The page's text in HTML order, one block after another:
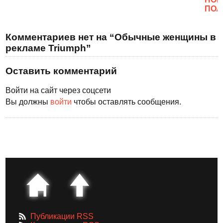
Комментариев нет на “Обычные женщины в
рекламе Triumph”
Оставить комментарий
Войти на сайт через соцсети
Вы должны войти чтобы оставлять сообщения.
Публикации RSS